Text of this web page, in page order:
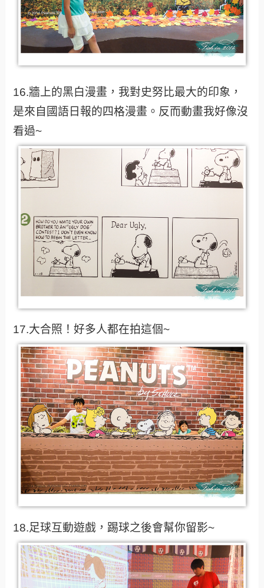
16.牆上的黑白漫畫，我對史努比最大的印象，
是來自國語日報的四格漫畫。反而動畫我好像沒
看過~
17.大合照！好多人都在拍這個~
18.足球互動遊戲，踢球之後會幫你留影~